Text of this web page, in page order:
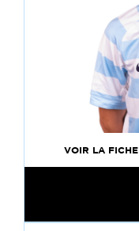
VOIR LA FICHE